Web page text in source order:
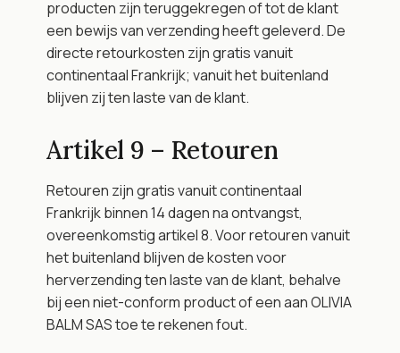
producten zijn teruggekregen of tot de klant
een bewijs van verzending heeft geleverd. De
directe retourkosten zijn gratis vanuit
continentaal Frankrijk; vanuit het buitenland
blijven zij ten laste van de klant.
Artikel 9 – Retouren
Retouren zijn gratis vanuit continentaal
Frankrijk binnen 14 dagen na ontvangst,
overeenkomstig artikel 8. Voor retouren vanuit
het buitenland blijven de kosten voor
herverzending ten laste van de klant, behalve
bij een niet-conform product of een aan OLIVIA
BALM SAS toe te rekenen fout.